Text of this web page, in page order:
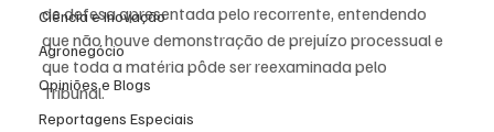
Ciência e Inovação
Agronegócio
Opiniões e Blogs
Reportagens Especiais
de defesa apresentada pelo recorrente, entendendo
que não houve demonstração de prejuízo processual e
que toda a matéria pôde ser reexaminada pelo
Tribunal.